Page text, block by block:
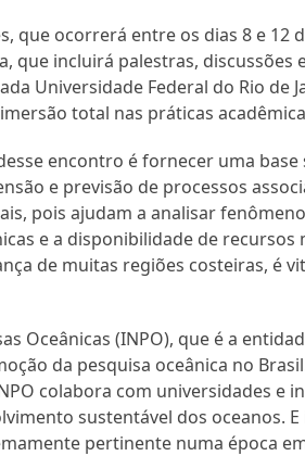
que ocorrerá entre os dias 8 e 12
que incluirá palestras,
Universidade Federal do Rio de
total nas práticas
encontro é fornecer uma
e previsão de processos
pois ajudam a analisar
e a disponibilidade de recursos
de muitas regiões costeiras, é
Oceânicas (INPO), que é a
da pesquisa oceânica no
colabora com universidades e
sustentável dos oceanos.
pertinente numa época